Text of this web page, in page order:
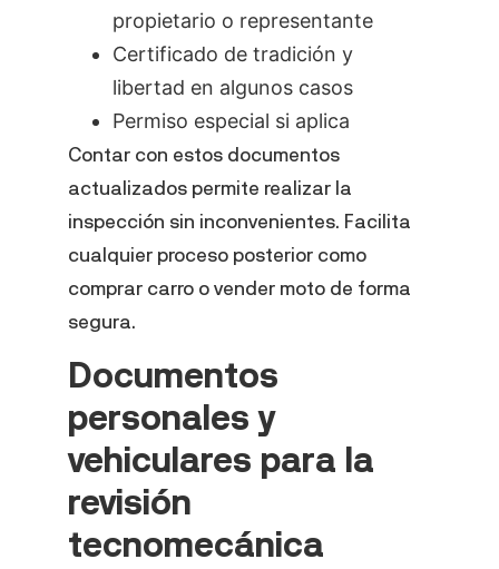
propietario o representante
Certificado de tradición y
libertad en algunos casos
Permiso especial si aplica
Contar con estos documentos
actualizados permite realizar la
inspección sin inconvenientes. Facilita
cualquier proceso posterior como
comprar carro o vender moto de forma
segura.
Documentos
personales y
vehiculares para la
revisión
tecnomecánica